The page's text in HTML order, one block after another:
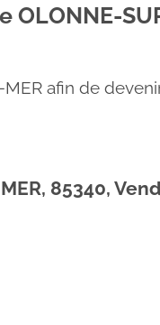
afin de
85340,